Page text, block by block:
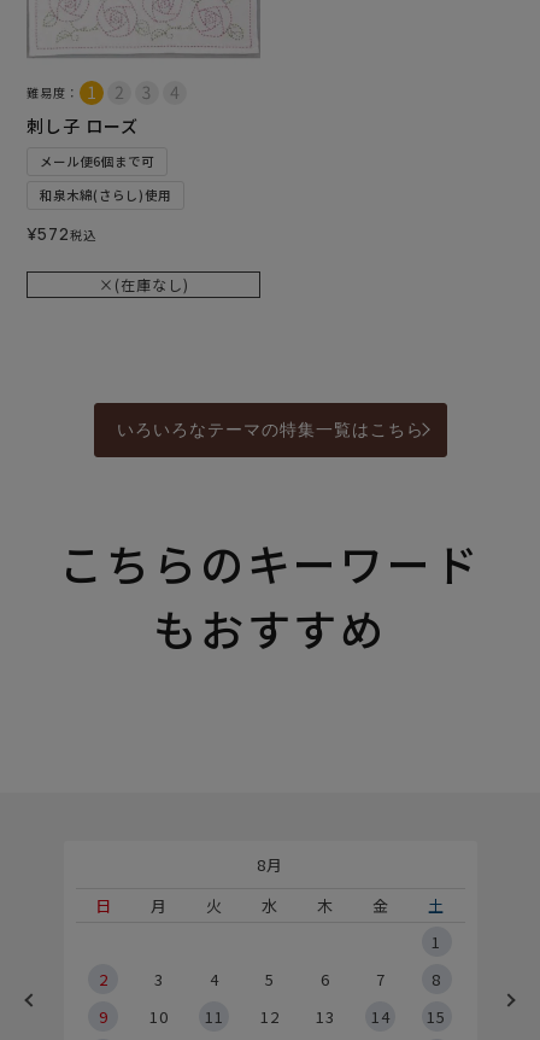
難易度：
刺し子 ローズ
メール便6個まで可
和泉木綿(さらし)使用
¥572税込
×(在庫なし)
いろいろなテーマの特集一覧はこちら
こちらのキーワード
もおすすめ
8月
日
月 火 水 木 金
土
1
2
3 4 5 6 7
8
9
10 11 12 13 14
15